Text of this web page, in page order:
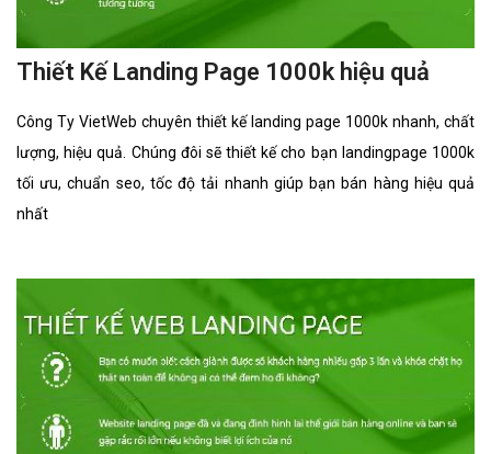
Thiết Kế Landing Page 1000k hiệu quả
Công Ty VietWeb chuyên thiết kế landing page 1000k nhanh, chất
lượng, hiệu quả. Chúng đôi sẽ thiết kế cho bạn landingpage 1000k
tối ưu, chuẩn seo, tốc độ tải nhanh giúp bạn bán hàng hiệu quả
nhất